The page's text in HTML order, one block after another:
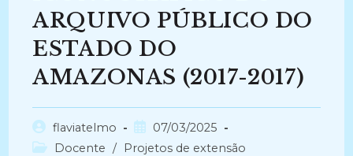
ARQUIVO PÚBLICO DO
ESTADO DO
AMAZONAS (2017-2017)
Autor
do
flaviatelmo
Post
publicado:
07/03/2025
Categoria
Docente / Projetos de extensão